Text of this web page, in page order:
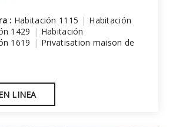
: Habitación 1115 | Habitación
1429 | Habitación
1619 | Privatisation maison de
LINEA